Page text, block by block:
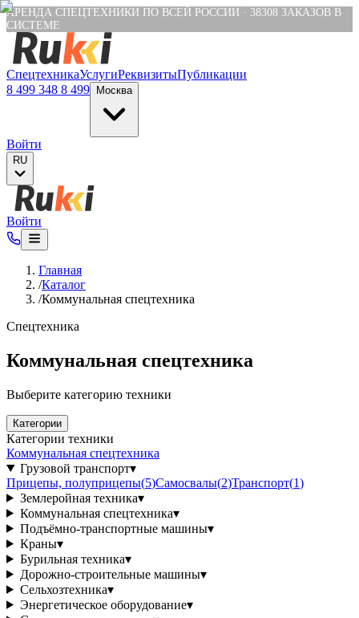
Verification: e6a4652c04df1fb8
АРЕНДА СПЕЦТЕХНИКИ ПО ВСЕЙ РОССИИ · 38308 ЗАКАЗОВ В
СИСТЕМЕ
СпецтехникаУслугиРеквизитыПубликации
8 499 348 8 499
Москва
Войти
RU
Войти
Главная
/Каталог
/Коммунальная спецтехника
Спецтехника
Коммунальная спецтехника
Выберите категорию техники
Категории
Категории техники
Коммунальная спецтехника
Грузовой транспорт▾
Прицепы, полуприцепы(5)Самосвалы(2)Транспорт(1)
Землеройная техника▾
Коммунальная спецтехника▾
Подъёмно-транспортные машины▾
Краны▾
Бурильная техника▾
Дорожно-строительные машины▾
Сельхозтехника▾
Энергетическое оборудование▾